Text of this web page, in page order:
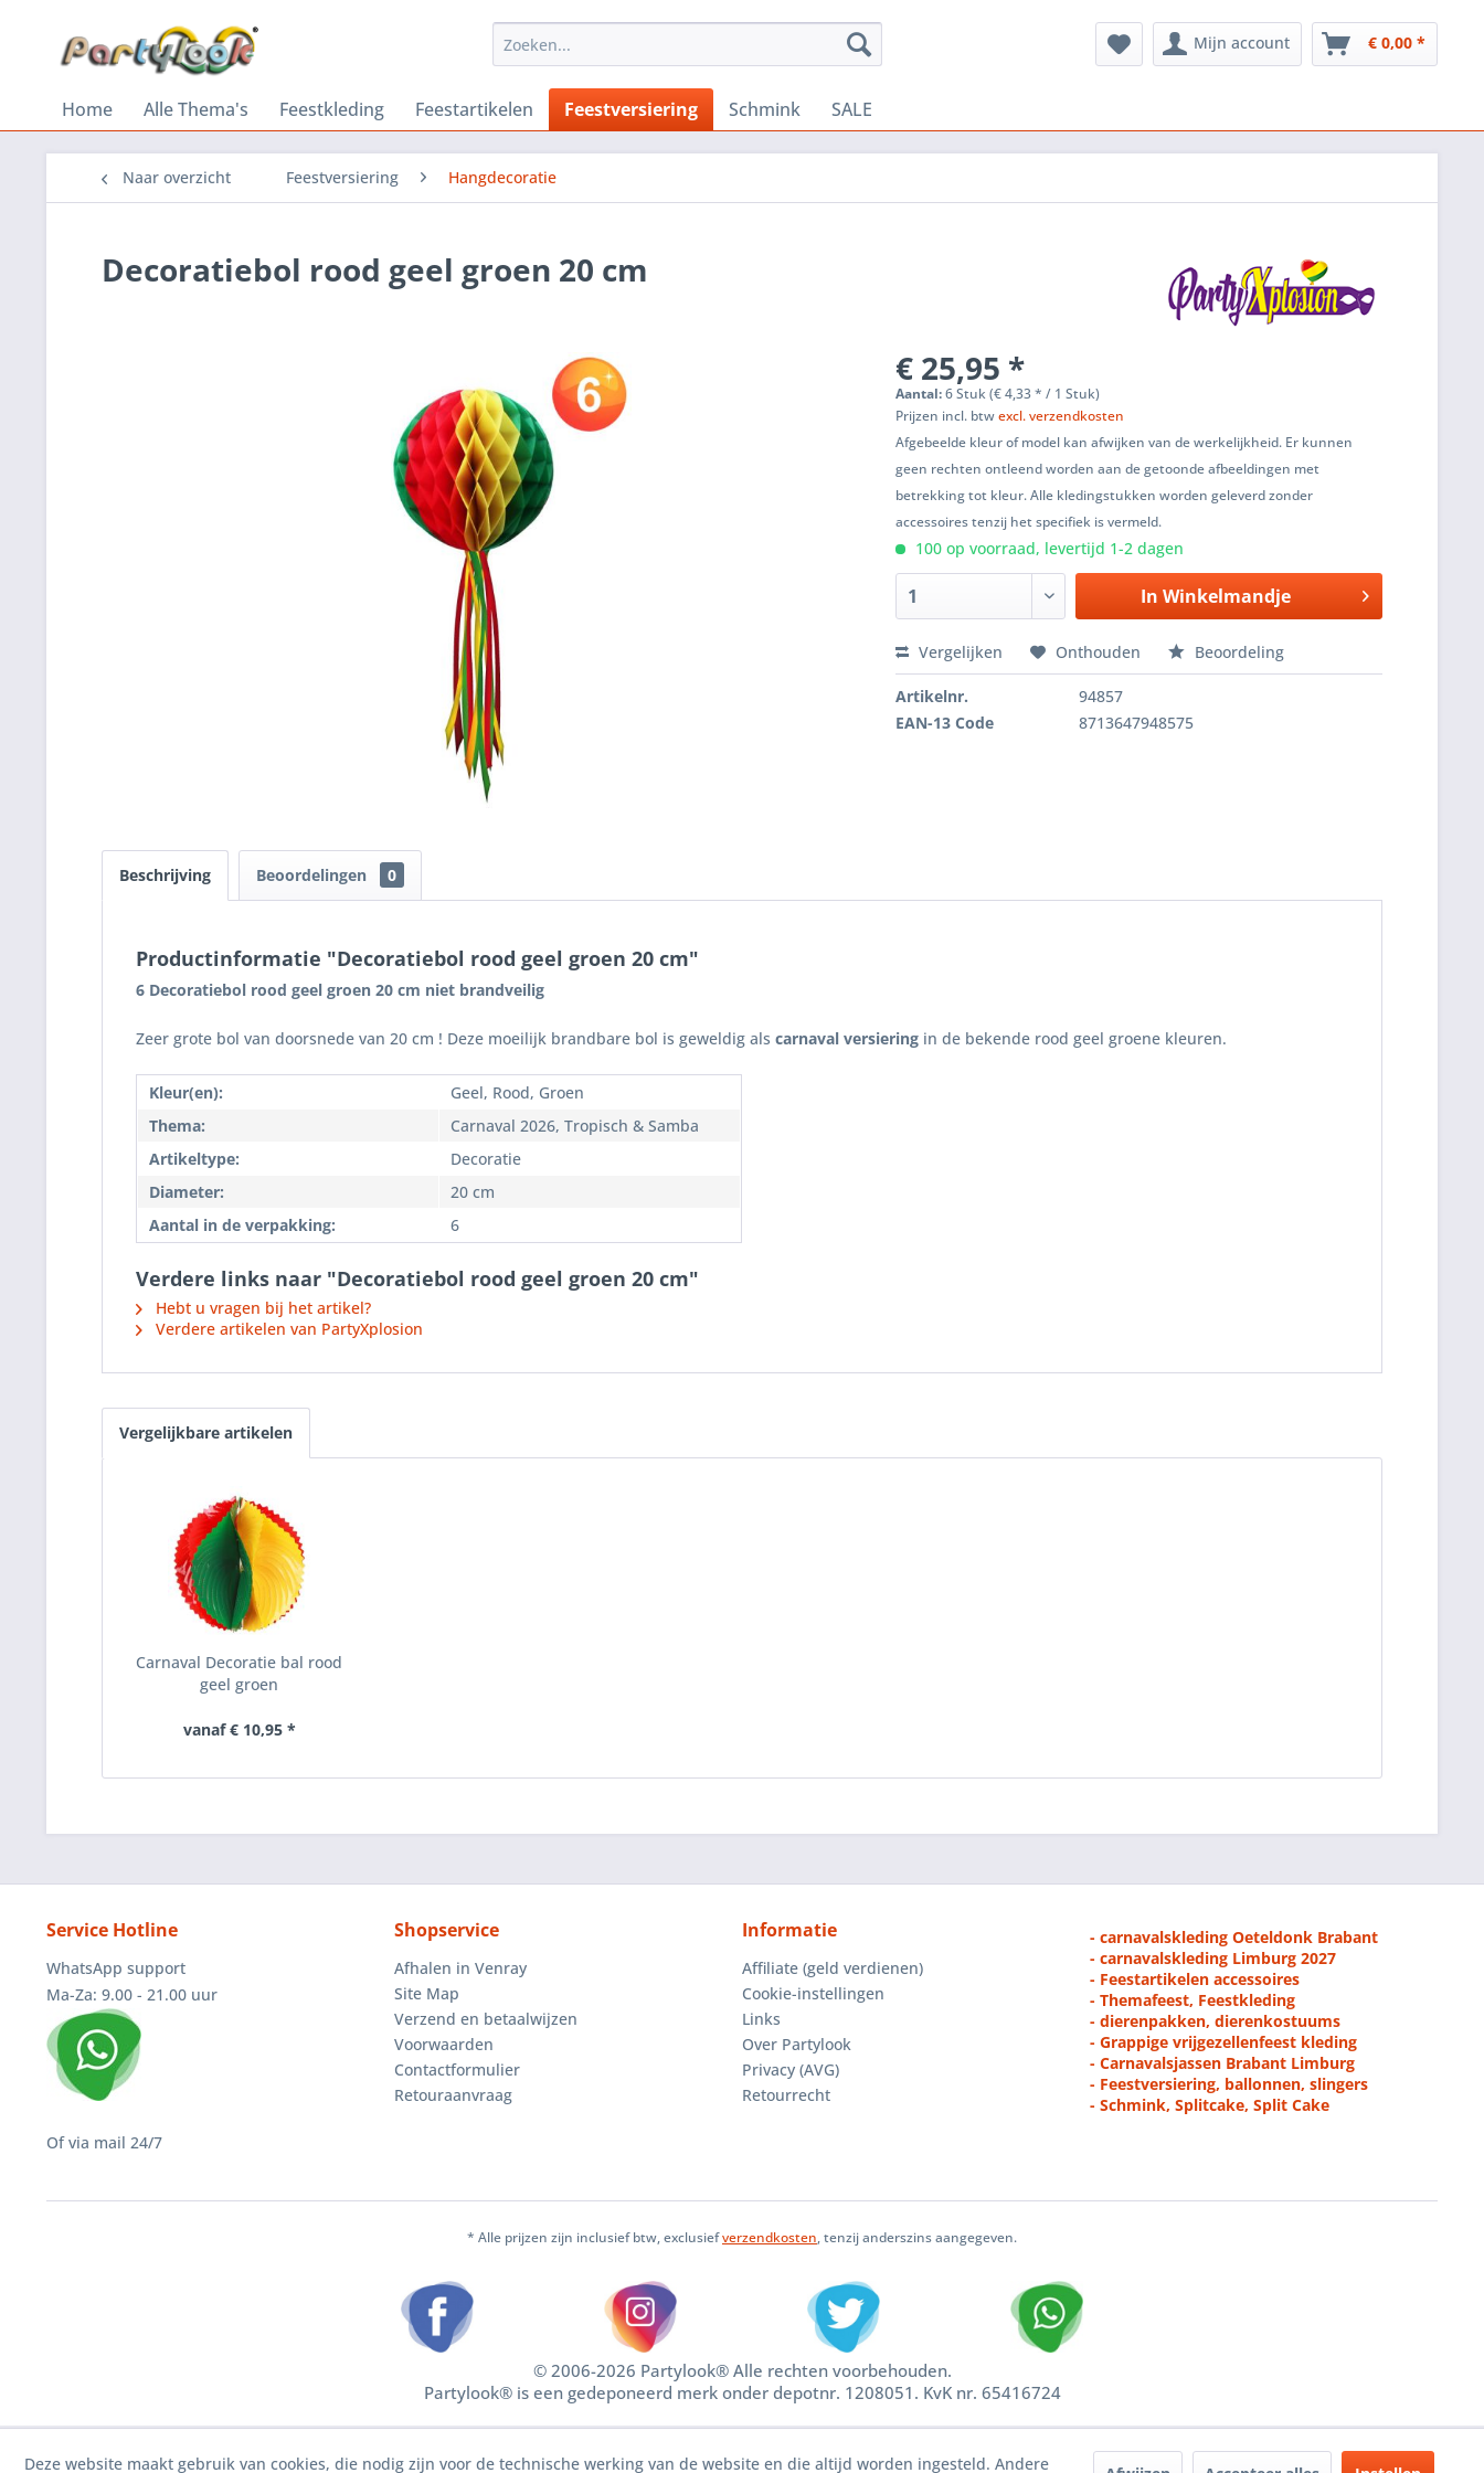
Mijn account € 0,00 *
Home Alle Thema's Feestkleding Feestartikelen Feestversiering Schmink SALE
Naar overzicht Feestversiering Hangdecoratie
Decoratiebol rood geel groen 20 cm
€ 25,95 *
Aantal:6 Stuk (€ 4,33 * / 1 Stuk)
Prijzen incl. btwexcl. verzendkosten
Afgebeelde kleur of model kan afwijken van de werkelijkheid. Er kunnen
geen rechten ontleend worden aan de getoonde afbeeldingen met
betrekking tot kleur. Alle kledingstukken worden geleverd zonder
accessoires tenzij het specifiek is vermeld.
100 op voorraad, levertijd 1-2 dagen
In Winkelmandje
Vergelijken Onthouden Beoordeling
Artikelnr.
94857
EAN-13 Code
8713647948575
Beschrijving Beoordelingen 0
Productinformatie "Decoratiebol rood geel groen 20 cm"
6 Decoratiebol rood geel groen 20 cm niet brandveilig
Zeer grote bol van doorsnede van 20 cm ! Deze moeilijk brandbare bol is geweldig als carnaval versiering in de bekende rood geel groene kleuren.
Kleur(en):
Geel, Rood, Groen
Thema:
Carnaval 2026, Tropisch & Samba
Artikeltype:
Decoratie
Diameter:
20 cm
Aantal in de verpakking:
6
Verdere links naar "Decoratiebol rood geel groen 20 cm"
Hebt u vragen bij het artikel?
Verdere artikelen van PartyXplosion
Vergelijkbare artikelen
Carnaval Decoratie bal rood
geel groen
vanaf € 10,95 *
Service Hotline
WhatsApp support
Ma-Za: 9.00 - 21.00 uur
Of via mail 24/7
Shopservice
Afhalen in Venray
Site Map
Verzend en betaalwijzen
Voorwaarden
Contactformulier
Retouraanvraag
Informatie
Affiliate (geld verdienen)
Cookie-instellingen
Links
Over Partylook
Privacy (AVG)
Retourrecht
- carnavalskleding Oeteldonk Brabant
- carnavalskleding Limburg 2027
- Feestartikelen accessoires
- Themafeest, Feestkleding
- dierenpakken, dierenkostuums
- Grappige vrijgezellenfeest kleding
- Carnavalsjassen Brabant Limburg
- Feestversiering, ballonnen, slingers
- Schmink, Splitcake, Split Cake
* Alle prijzen zijn inclusief btw, exclusiefverzendkosten, tenzij anderszins aangegeven.
© 2006-2026 Partylook® Alle rechten voorbehouden.
Partylook® is een gedeponeerd merk onder depotnr. 1208051. KvK nr. 65416724
Deze website maakt gebruik van cookies, die nodig zijn voor de technische werking van de website en die altijd worden ingesteld. Andere